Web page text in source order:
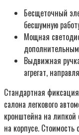
Бесщеточный
бесшумную
Мощная
Выдвижная
агрегат,
Стандартная
салона легкового
кронштейна на
на корпусе.